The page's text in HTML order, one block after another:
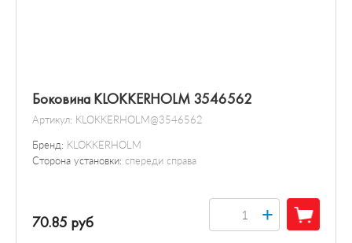
Боковина KLOKKERHOLM 3546562
Артикул: KLOKKERHOLM@3546562
Бренд: KLOKKERHOLM
Сторона установки: спереди справа
70.85 руб +